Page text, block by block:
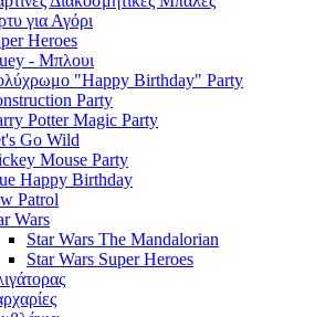
για Αγόρι
Heroes
- Μπλουι
"Happy Birthday" Party
Party
Potter Magic Party
Go Wild
Mouse Party
Happy Birthday
Patrol
Wars
Star Wars The Mandalorian
Star Wars Super Heroes